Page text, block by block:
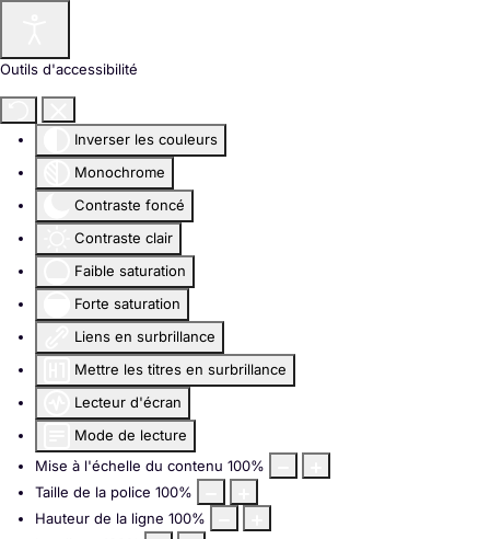
Outils d'accessibilité
Inverser les couleurs
Monochrome
Contraste foncé
Contraste clair
Faible saturation
Forte saturation
Liens en surbrillance
Mettre les titres en surbrillance
Lecteur d'écran
Mode de lecture
Mise à l'échelle du contenu 100%
Taille de la police 100%
Hauteur de la ligne 100%